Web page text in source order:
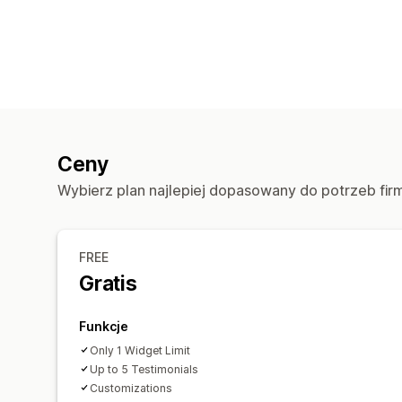
Ceny
Wybierz plan najlepiej dopasowany do potrzeb
FREE
Gratis
Funkcje
Only 1 Widget Limit
Up to 5 Testimonials
Customizations